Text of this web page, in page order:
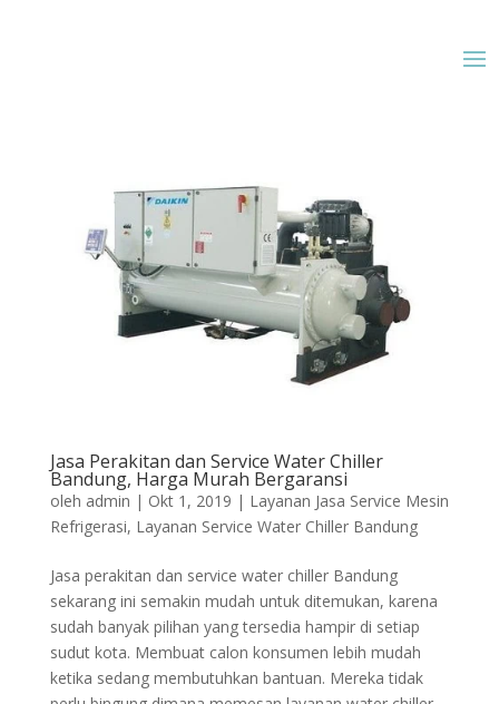
Jasa Perakitan dan Service Water Chiller
Bandung, Harga Murah Bergaransi
oleh admin | Okt 1, 2019 | Layanan Jasa Service Mesin
Refrigerasi, Layanan Service Water Chiller Bandung
Jasa perakitan dan service water chiller Bandung
sekarang ini semakin mudah untuk ditemukan, karena
sudah banyak pilihan yang tersedia hampir di setiap
sudut kota. Membuat calon konsumen lebih mudah
ketika sedang membutuhkan bantuan. Mereka tidak